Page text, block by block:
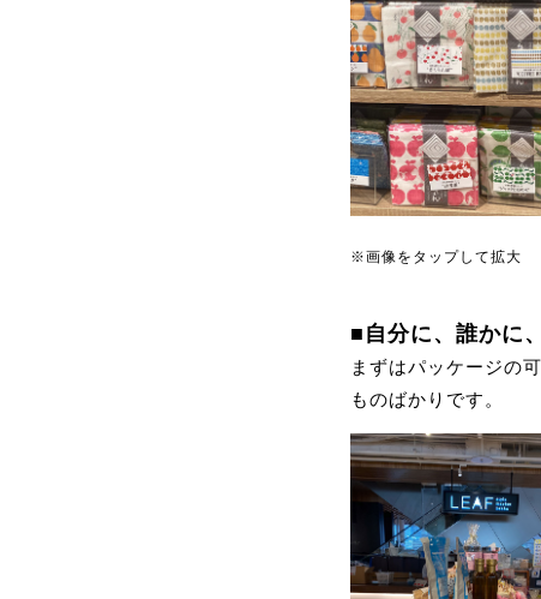
※画像をタップして拡大
■自分に、誰かに
まずはパッケージの
ものばかりです。